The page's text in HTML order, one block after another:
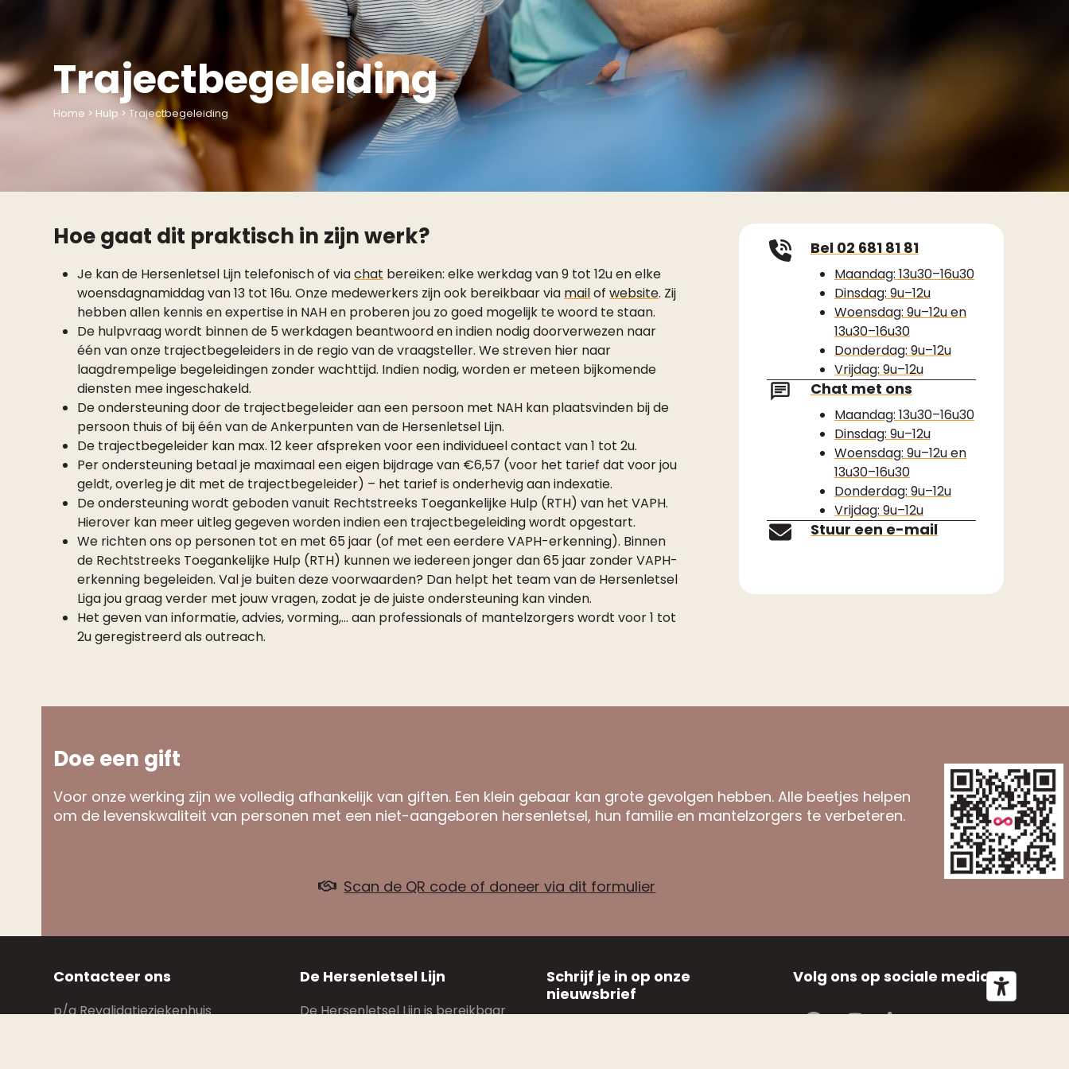
Trajectbegeleiding
Home > Hulp >Trajectbegeleiding
Hoe gaat dit praktisch in zijn werk?
Je kan de Hersenletsel Lijn telefonisch of viachat bereiken:elke werkdag van 9 tot 12u en elke
woensdagnamiddag van 13 tot 16u.Onze medewerkers zijn ook bereikbaar via mailofwebsite. Zij
hebben allen kennis en expertise in NAH en proberen jou zo goed mogelijk te woord te staan.
De hulpvraag wordt binnen de 5 werkdagen beantwoord en indien nodig doorverwezen naar
één van onze trajectbegeleiders in de regio van de vraagsteller. We streven hier naar
laagdrempelige begeleidingen zonder wachttijd. Indien nodig, worden er meteen bijkomende
diensten mee ingeschakeld.
De ondersteuning door de trajectbegeleider aan een persoon met NAH kan plaatsvinden bij de
persoon thuis of bij één van de Ankerpunten van de Hersenletsel Lijn.
De trajectbegeleider kan max. 12 keer afspreken voor een individueel contact van 1 tot 2u.
Per ondersteuning betaal je maximaal een eigen bijdrage van €6,57 (voor het tarief dat voor jou
geldt, overleg je dit met de trajectbegeleider) – het tarief is onderhevig aan indexatie.
De ondersteuning wordt geboden vanuit Rechtstreeks Toegankelijke Hulp (RTH) van het VAPH.
Hierover kan meer uitleg gegeven worden indien een trajectbegeleiding wordt opgestart.
We richten ons op personen tot en met 65 jaar (of met een eerdere VAPH-erkenning). Binnen
de Rechtstreeks Toegankelijke Hulp (RTH) kunnen we iedereen jonger dan 65 jaar zonder VAPH-
erkenning begeleiden. Val je buiten deze voorwaarden? Dan helpt het team van de Hersenletsel
Liga jou graag verder met jouw vragen, zodat je de juiste ondersteuning kan vinden.
Het geven van informatie, advies, vorming,… aan professionals of mantelzorgers wordt voor 1 tot
2u geregistreerd als outreach.
Bel 02 681 81 81
Maandag: 13u30–16u30
Dinsdag: 9u–12u
Woensdag: 9u–12u en
13u30–16u30
Donderdag: 9u–12u
Vrijdag: 9u–12u
Chat met ons
Maandag: 13u30–16u30
Dinsdag: 9u–12u
Woensdag: 9u–12u en
13u30–16u30
Donderdag: 9u–12u
Vrijdag: 9u–12u
Stuur een e-mail
Doe een gift
Voor onze werking zijn we volledig afhankelijk van giften. Een klein gebaar kan grote gevolgen hebben. Alle beetjes helpen
om de levenskwaliteit van personen met een niet-aangeboren hersenletsel, hun familie en mantelzorgers te verbeteren.
Scan de QR code of doneer via dit formulier
Contacteer ons
p/a Revalidatieziekenhuis
De Hersenletsel Lijn
De Hersenletsel Lijn is bereikbaar
Schrijf je in op onze
nieuwsbrief
Volg ons op sociale media